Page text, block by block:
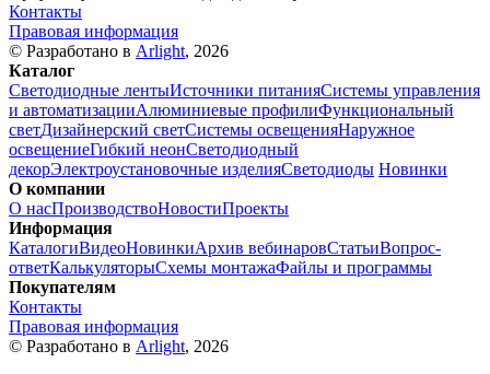
Контакты
Правовая информация
© Разработано в Arlight, 2026
Каталог
Светодиодные лентыИсточники питанияСистемы управления
и автоматизацииАлюминиевые профилиФункциональный
светДизайнерский светСистемы освещенияНаружное
освещениеГибкий неонСветодиодный
декорЭлектроустановочные изделияСветодиоды Новинки
О компании
О насПроизводствоНовостиПроекты
Информация
КаталогиВидеоНовинкиАрхив вебинаровСтатьиВопрос-
ответКалькуляторыСхемы монтажаФайлы и программы
Покупателям
Контакты
Правовая информация
© Разработано в Arlight, 2026